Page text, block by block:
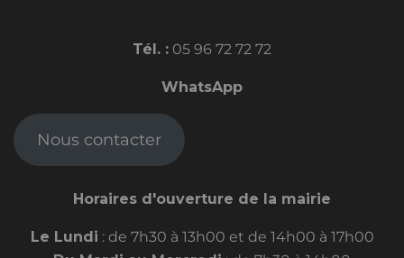
Tél. : 05 96 72 72 72
WhatsApp
Nous contacter
Horaires d'ouverture de la mairie
Le Lundi : de 7h30 à 13h00 et de 14h00 à 17h00